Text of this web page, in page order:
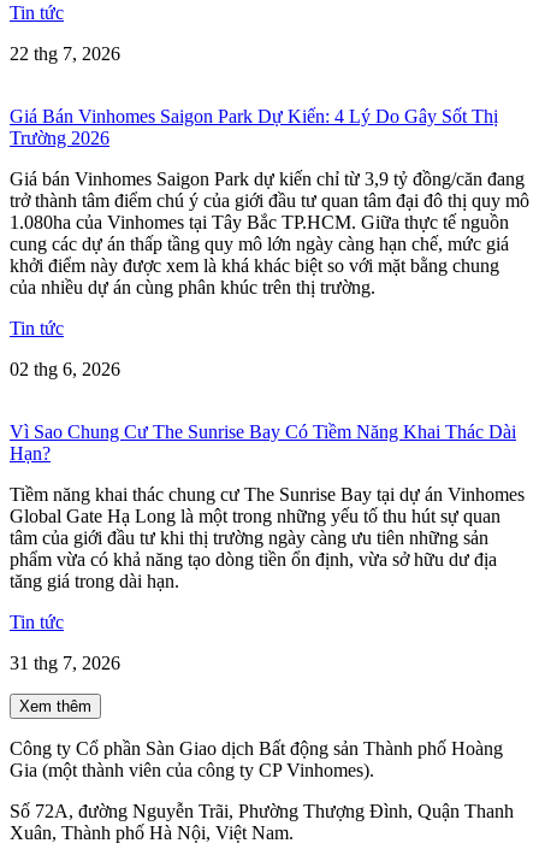
Tin tức
22 thg 7, 2026
Giá Bán Vinhomes Saigon Park Dự Kiến: 4 Lý Do Gây Sốt Thị
Trường 2026
Giá bán Vinhomes Saigon Park dự kiến chỉ từ 3,9 tỷ đồng/căn đang
trở thành tâm điểm chú ý của giới đầu tư quan tâm đại đô thị quy mô
1.080ha của Vinhomes tại Tây Bắc TP.HCM. Giữa thực tế nguồn
cung các dự án thấp tầng quy mô lớn ngày càng hạn chế, mức giá
khởi điểm này được xem là khá khác biệt so với mặt bằng chung
của nhiều dự án cùng phân khúc trên thị trường.
Tin tức
02 thg 6, 2026
Vì Sao Chung Cư The Sunrise Bay Có Tiềm Năng Khai Thác Dài
Hạn?
Tiềm năng khai thác chung cư The Sunrise Bay tại dự án Vinhomes
Global Gate Hạ Long là một trong những yếu tố thu hút sự quan
tâm của giới đầu tư khi thị trường ngày càng ưu tiên những sản
phẩm vừa có khả năng tạo dòng tiền ổn định, vừa sở hữu dư địa
tăng giá trong dài hạn.
Tin tức
31 thg 7, 2026
Xem thêm
Công ty Cổ phần Sàn Giao dịch Bất động sản Thành phố Hoàng
Gia (một thành viên của công ty CP Vinhomes).
Số 72A, đường Nguyễn Trãi, Phường Thượng Đình, Quận Thanh
Xuân, Thành phố Hà Nội, Việt Nam.